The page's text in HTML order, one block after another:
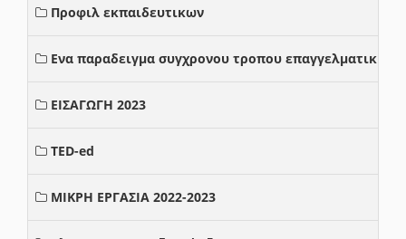
Προφιλ εκπαιδευτικων
Ενα παραδειγμα συγχρονου τροπου επαγγελματικης
ΕΙΣΑΓΩΓΗ 2023
TED-ed
ΜΙΚΡΗ ΕΡΓΑΣΙΑ 2022-2023